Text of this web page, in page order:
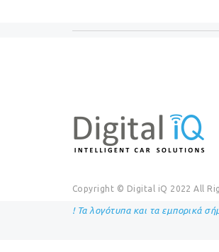
Copyright © Digital iQ 2022 All
! Τα λογότυπα και τα εμπορικά